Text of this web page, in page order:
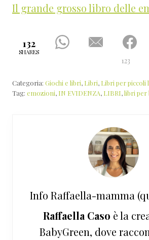
Il grande grosso libro delle
132
SHARES
123
Categoria: Giochi e libri, Libri, Libri per piccoli
Tag: emozioni, IN EVIDENZA, LIBRI,libri per
Info Raffaella-mamma
Raffaella Caso è la
BabyGreen, dove